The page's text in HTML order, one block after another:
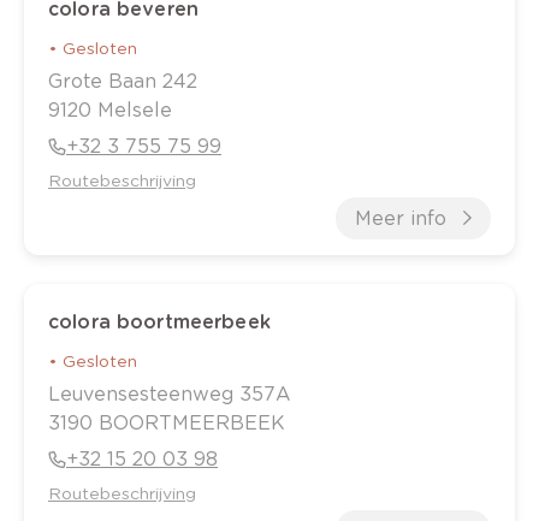
colora beveren
• Gesloten
Grote Baan 242
9120 Melsele
+32 3 755 75 99
Routebeschrijving
Meer info
colora boortmeerbeek
• Gesloten
Leuvensesteenweg 357A
3190 BOORTMEERBEEK
+32 15 20 03 98
Routebeschrijving